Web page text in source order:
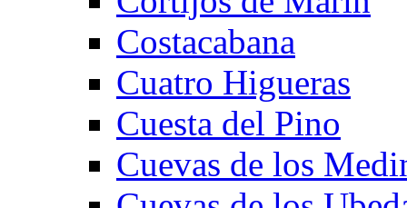
Costacabana
Cuatro Higueras
Cuesta del Pino
Cuevas de los